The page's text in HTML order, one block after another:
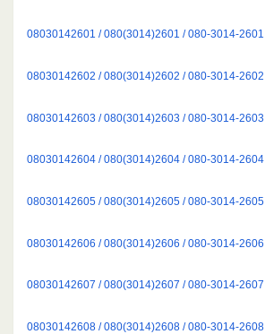
08030142601 / 080(3014)2601 / 080-3014-2601
08030142602 / 080(3014)2602 / 080-3014-2602
08030142603 / 080(3014)2603 / 080-3014-2603
08030142604 / 080(3014)2604 / 080-3014-2604
08030142605 / 080(3014)2605 / 080-3014-2605
08030142606 / 080(3014)2606 / 080-3014-2606
08030142607 / 080(3014)2607 / 080-3014-2607
08030142608 / 080(3014)2608 / 080-3014-2608